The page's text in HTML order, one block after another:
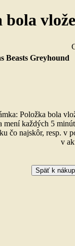
bola
Beasts Greyhound
Položka bola
mení každých 5
čo najskôr, resp. v
v